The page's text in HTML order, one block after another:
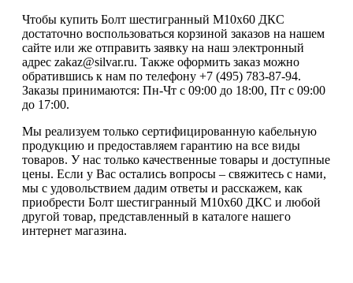
Чтобы купить Болт шестигранный М10х60 ДКС
достаточно воспользоваться корзиной заказов на нашем
сайте или же отправить заявку на наш электронный
адрес zakaz@silvar.ru. Также оформить заказ можно
обратившись к нам по телефону +7 (495) 783-87-94.
Заказы принимаются: Пн-Чт с 09:00 до 18:00, Пт с 09:00
до 17:00.
Мы реализуем только сертифицированную кабельную
продукцию и предоставляем гарантию на все виды
товаров. У нас только качественные товары и доступные
цены. Если у Вас остались вопросы – свяжитесь с нами,
мы с удовольствием дадим ответы и расскажем, как
приобрести Болт шестигранный М10х60 ДКС и любой
другой товар, представленный в каталоге нашего
интернет магазина.